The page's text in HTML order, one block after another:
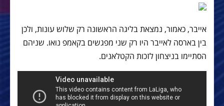
אייבר, כאמור, נמצאת בליגה הראשונה רק שלוש עונות, ולכן
בין בארסה לאייבר היו רק שני מפגשים בקאמפ נואו. שניהם
הסתיימו בניצחון לזכות הקטלאנים.